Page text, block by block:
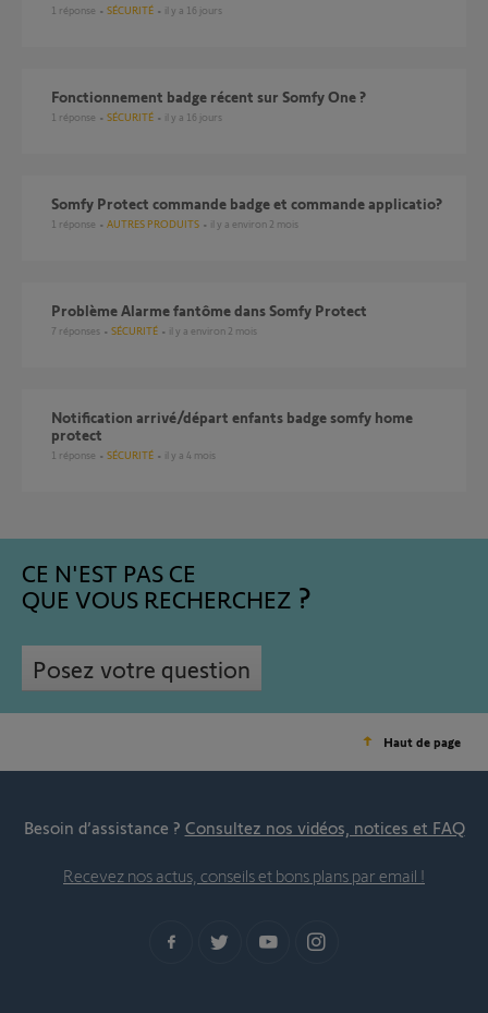
1 réponse SÉCURITÉ il y a 16 jours
Fonctionnement badge récent sur Somfy One ?
1 réponse SÉCURITÉ il y a 16 jours
Somfy Protect commande badge et commande applicatio?
1 réponse AUTRES PRODUITS il y a environ 2 mois
Problème Alarme fantôme dans Somfy Protect
7 réponses SÉCURITÉ il y a environ 2 mois
Notification arrivé/départ enfants badge somfy home
protect
1 réponse SÉCURITÉ il y a 4 mois
CE N'EST PAS CE
QUE VOUS RECHERCHEZ
Posez votre question
Haut de page
Besoin d’assistance ? Consultez nos vidéos, notices et FAQ
Recevez nos actus, conseils et bons plans par email !